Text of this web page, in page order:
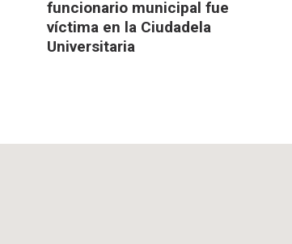
funcionario municipal fue
víctima en la Ciudadela
Universitaria